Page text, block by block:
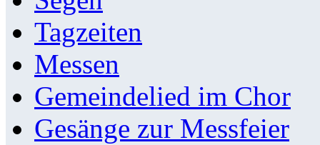
Tagzeiten
Messen
Gemeindelied im Chor
Gesänge zur Messfeier